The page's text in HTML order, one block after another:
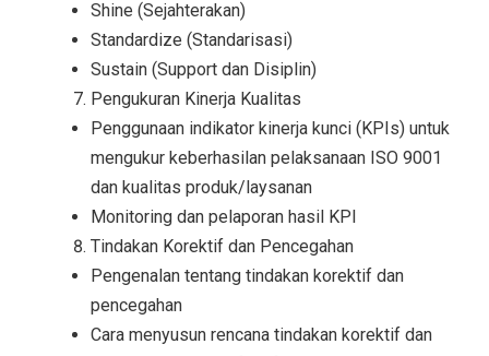
Shine (Sejahterakan)
Standardize (Standarisasi)
Sustain (Support dan Disiplin)
Pengukuran Kinerja Kualitas
Penggunaan indikator kinerja kunci (KPIs) untuk
mengukur keberhasilan pelaksanaan ISO 9001
dan kualitas produk/laysanan
Monitoring dan pelaporan hasil KPI
Tindakan Korektif dan Pencegahan
Pengenalan tentang tindakan korektif dan
pencegahan
Cara menyusun rencana tindakan korektif dan